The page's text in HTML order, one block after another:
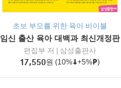
초보 부모를 위한 육아 바이블
임신 출산 육아 대백과 최신개정판
편집부 저
삼성출판사
17,550원 (10% +5% )